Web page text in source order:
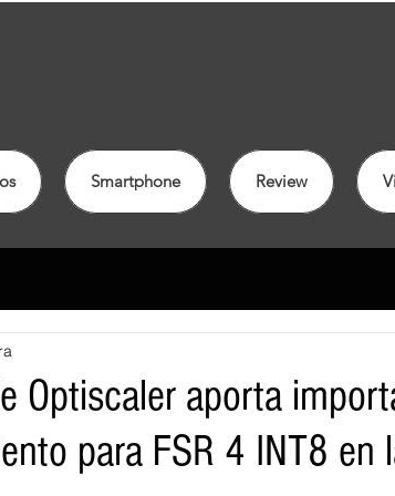
Smartphone Review
Optiscaler aporta
para FSR 4 INT8 en